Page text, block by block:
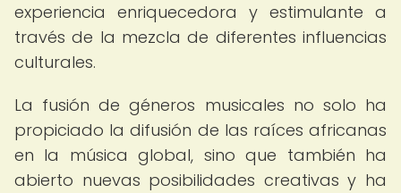
experiencia enriquecedora y estimulante a
través de la mezcla de diferentes influencias
culturales.
La fusión de géneros musicales no solo ha
propiciado la difusión de las raíces africanas
en la música global, sino que también ha
abierto nuevas posibilidades creativas y ha